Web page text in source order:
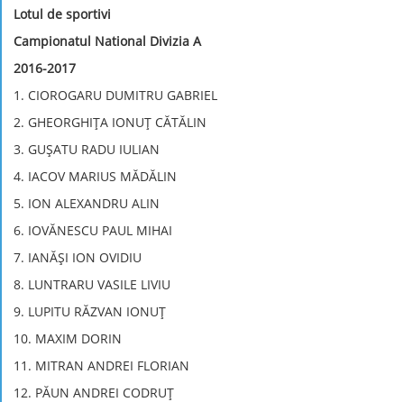
Lotul de sportivi
Campionatul National Divizia A
2016-2017
1. CIOROGARU DUMITRU GABRIEL
2. GHEORGHIȚA IONUȚ CĂTĂLIN
3. GUȘATU RADU IULIAN
4. IACOV MARIUS MĂDĂLIN
5. ION ALEXANDRU ALIN
6. IOVĂNESCU PAUL MIHAI
7. IANĂȘI ION OVIDIU
8. LUNTRARU VASILE LIVIU
9. LUPITU RĂZVAN IONUȚ
10. MAXIM DORIN
11. MITRAN ANDREI FLORIAN
12. PĂUN ANDREI CODRUȚ